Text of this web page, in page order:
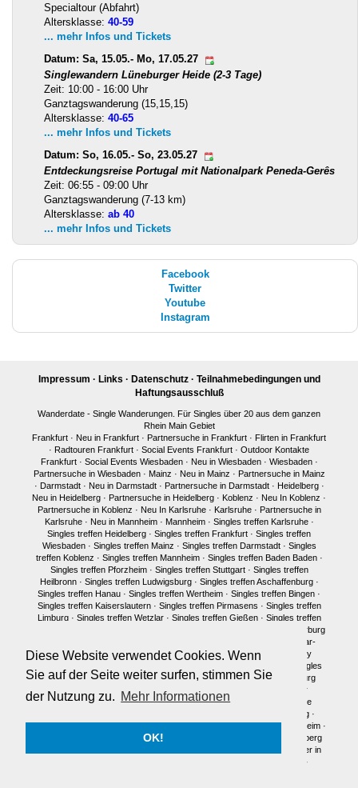
Diese Website verwendet Cookies. Wenn
Sie auf der Seite weiter surfen, stimmen Sie
der Nutzung zu. Mehr Informationen
OK!
Specialtour (Abfahrt)
Altersklasse: 40-59
... mehr Infos und Tickets
Datum: Sa, 15.05.- Mo, 17.05.27
Singlewandern Lüneburger Heide (2-3 Tage)
Zeit: 10:00 - 16:00 Uhr
Ganztagswanderung (15,15,15)
Altersklasse: 40-65
... mehr Infos und Tickets
Datum: So, 16.05.- So, 23.05.27
Entdeckungsreise Portugal mit Nationalpark Peneda-Gerês
Zeit: 06:55 - 09:00 Uhr
Ganztagswanderung (7-13 km)
Altersklasse: ab 40
... mehr Infos und Tickets
Facebook
Twitter
Youtube
Instagram
Impressum · Links · Datenschutz· Teilnahmebedingungen und
Haftungsausschluß
Wanderdate - Single Wanderungen. Für Singles über 20 aus dem ganzen
Rhein Main Gebiet
Frankfurt · Neu in Frankfurt · Partnersuche in Frankfurt · Flirten in Frankfurt
· Radtouren Frankfurt · Social Events Frankfurt · Outdoor Kontakte
Frankfurt· Social Events Wiesbaden· Neu in Wiesbaden· Wiesbaden·
Partnersuche in Wiesbaden· Mainz · Neu in Mainz · Partnersuche in Mainz
· Darmstadt· Neu in Darmstadt· Partnersuche in Darmstadt· Heidelberg·
Neu in Heidelberg · Partnersuche in Heidelberg · Koblenz · Neu In Koblenz ·
Partnersuche in Koblenz · Neu In Karlsruhe· Karlsruhe· Partnersuche in
Karlsruhe· Neu in Mannheim· Mannheim· Singles treffen Karlsruhe·
Singles treffen Heidelberg · Singles treffen Frankfurt · Singles treffen
Wiesbaden· Singles treffen Mainz · Singles treffen Darmstadt· Singles
treffen Koblenz · Singles treffen Mannheim· Singles treffen Baden Baden·
Singles treffen Pforzheim· Singles treffen Stuttgart· Singles treffen
Heilbronn· Singles treffen Ludwigsburg· Singles treffen Aschaffenburg·
Singles treffen Hanau · Singles treffen Wertheim · Singles treffen Bingen ·
Singles treffen Kaiserslautern· Singles treffen Pirmasens · Singles treffen
Limburg· Singles treffen Wetzlar· Singles treffen Gießen· Singles treffen
Singles treffen Marburg
Singles treffen Idar-
Oberstein·Neu in München·Singles treffen München·
Single Party
Singles
treffen Berlin ·Single Party Berlin· Singles Berlin ·Singles Regensburg
Single Männer Frankfurt
Single Frauen Frankfurt
Single Männer
Darmstadt· Single Frauen Darmstadt·Single Männer Mainz
Single
Single Frauen Heidelberg ·
Single Frauen·Single Männer·Singles in Karlsruhe·Singles in Mannheim ·
Single Frauen Siegen
Single Männer Heidelberg
Traumpartner in
·